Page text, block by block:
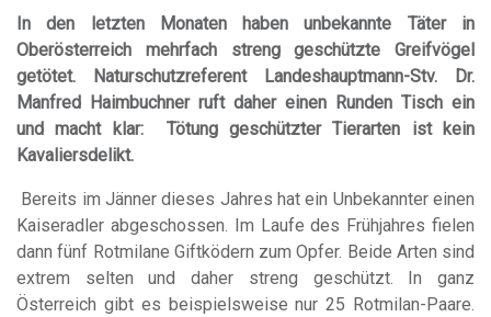
In den letzten Monaten haben unbekannte Täter in
Oberösterreich mehrfach streng geschützte Greifvögel
getötet. Naturschutzreferent Landeshauptmann-Stv. Dr.
Manfred Haimbuchner ruft daher einen Runden Tisch ein
und macht klar: Tötung geschützter Tierarten ist kein
Kavaliersdelikt.
Bereits im Jänner dieses Jahres hat ein Unbekannter einen
Kaiseradler abgeschossen. Im Laufe des Frühjahres fielen
dann fünf Rotmilane Giftködern zum Opfer. Beide Arten sind
extrem selten und daher streng geschützt. In ganz
Österreich gibt es beispielsweise nur 25 Rotmilan-Paare.